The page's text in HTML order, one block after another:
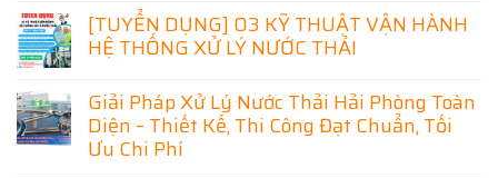
có
bình
luận
ở
Kế
Thi
Công
Hệ
Thống
[TUYỂN DỤNG] 03 KỸ THUẬT VẬN HÀNH
HỆ THỐNG XỬ LÝ NƯỚC THẢI
bình
luận
ở
[TUYỂN
Giải Pháp Xử Lý Nước Thải Hải Phòng Toàn
Diện – Thiết Kế, Thi Công Đạt Chuẩn, Tối
Ưu Chi Phí